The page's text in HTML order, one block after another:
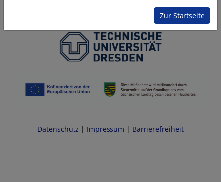
Zur Startseite
Datenschutz | Impressum | Barrierefreiheit